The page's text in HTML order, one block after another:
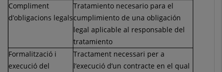
Compliment
d’obligacions legals
Tratamiento necesario para el
cumplimiento de una obligación
legal aplicable al responsable del
tratamiento
Formalització i
execució del
Tractament necessari per a
l’execució d’un contracte en el qual